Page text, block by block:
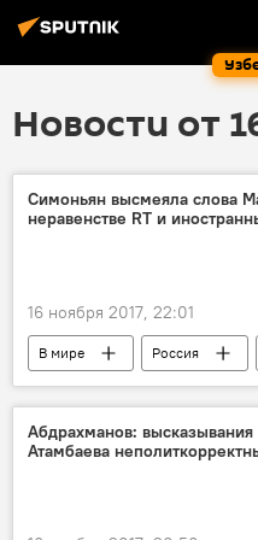
Новости от
Симоньян высмеяла слова
неравенстве RT и
16 ноября 2017, 22:01
В мире Россия
Маргарита Симоньян
Абдрахманов: высказывания
Атамбаева